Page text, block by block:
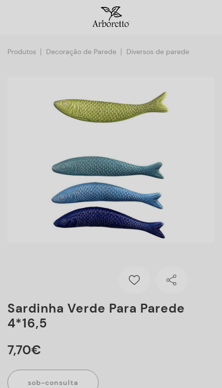
Produtos Decoração de Parede Diversos de parede
Sardinha Verde Para Parede
4*16,5
7,70€
sob-consulta